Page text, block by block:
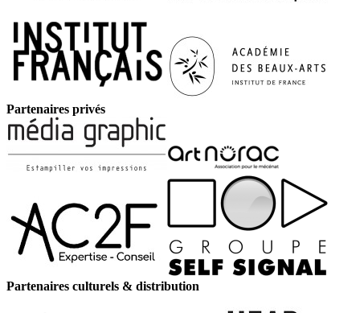
Partenaires privés
Partenaires culturels & distribution